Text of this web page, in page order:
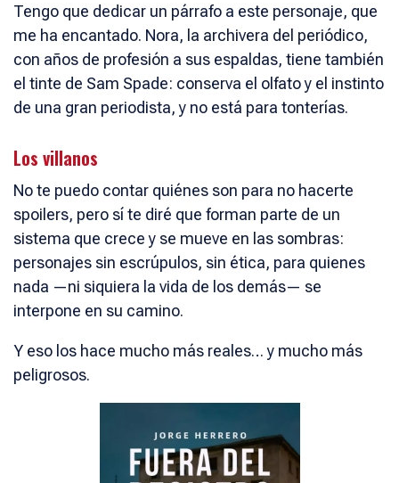
Tengo que dedicar un párrafo a este personaje, que
me ha encantado. Nora, la archivera del periódico,
con años de profesión a sus espaldas, tiene también
el tinte de Sam Spade: conserva el olfato y el instinto
de una gran periodista, y no está para tonterías.
Los villanos
No te puedo contar quiénes son para no hacerte
spoilers, pero sí te diré que forman parte de un
sistema que crece y se mueve en las sombras:
personajes sin escrúpulos, sin ética, para quienes
nada —ni siquiera la vida de los demás— se
interpone en su camino.
Y eso los hace mucho más reales… y mucho más
peligrosos.